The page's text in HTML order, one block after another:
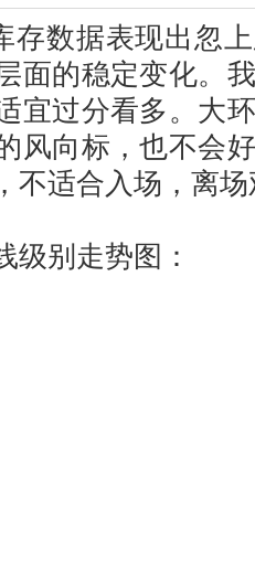
数据表现出忽上
面的稳定变化。
宜过分看多。大
风向标，也不会
不适合入场，离
别走势图：